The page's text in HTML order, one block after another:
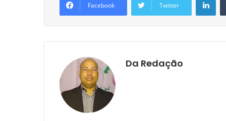
Facebook Twitter
Da Redação